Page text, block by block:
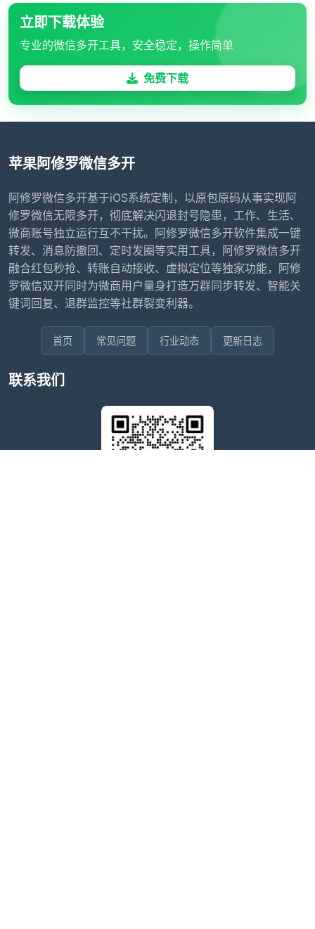
立即下载体验
专业的微信多开工具，安全稳定，操作简单
免费下载
苹果阿修罗微信多开
阿修罗微信多开基于iOS系统定制，以原包原码从事实现阿
修罗微信无限多开，彻底解决闪退封号隐患，工作、生活、
微商账号独立运行互不干扰。阿修罗微信多开软件集成一键
转发、消息防撤回、定时发圈等实用工具，阿修罗微信多开
融合红包秒抢、转账自动接收、虚拟定位等独家功能，阿修
罗微信双开同时为微商用户量身打造万群同步转发、智能关
键词回复、退群监控等社群裂变利器。
首页 常见问题 行业动态 更新日志
联系我们